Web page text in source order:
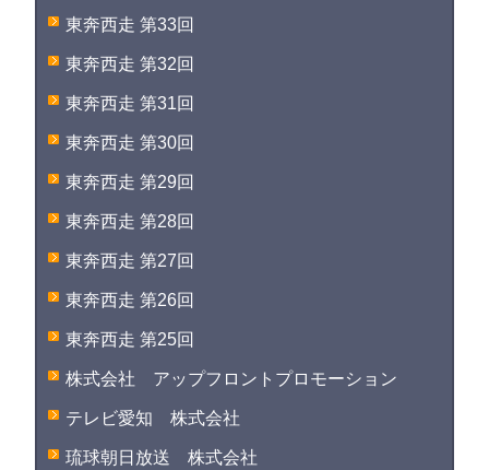
東奔西走 第33回
東奔西走 第32回
東奔西走 第31回
東奔西走 第30回
東奔西走 第29回
東奔西走 第28回
東奔西走 第27回
東奔西走 第26回
東奔西走 第25回
株式会社 アップフロントプロモーション
テレビ愛知 株式会社
琉球朝日放送 株式会社